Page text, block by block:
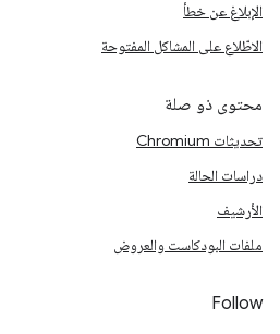
الإبلاغ عن خطأ
الاطّلاع على المشاكل المفتوحة
محتوى ذو صلة
تحديثات Chromium
دراسات الحالة
الأرشيف
ملفات البودكاست والعروض
Follow